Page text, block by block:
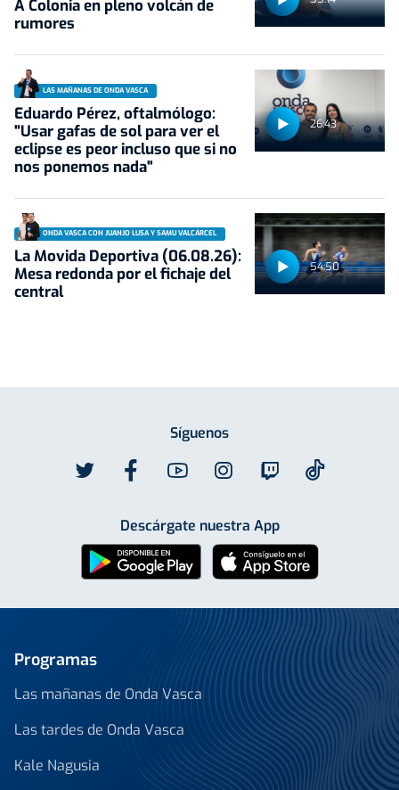
A Colonia en pleno volcán de
rumores
26:43
LAS MAÑANAS DE ONDA VASCA
Eduardo Pérez, oftalmólogo:
"Usar gafas de sol para ver el
eclipse es peor incluso que si no
nos ponemos nada"
54:50
ONDA VASCA CON JUANJO LUSA Y SAMU VALCÁRCEL
La Movida Deportiva (06.08.26):
Mesa redonda por el fichaje del
central
Síguenos
Descárgate nuestra App
Programas
Las mañanas de Onda Vasca
Las tardes de Onda Vasca
Kale Nagusia